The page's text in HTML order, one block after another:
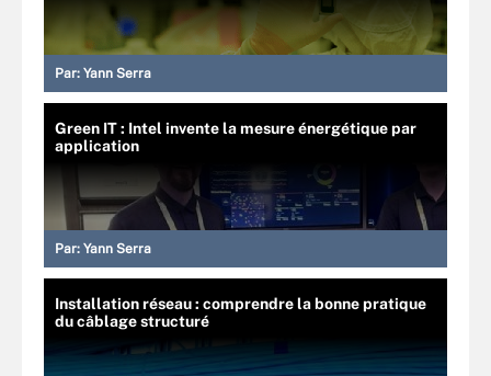
Par: Yann Serra
Green IT : Intel invente la mesure énergétique par
application
Par: Yann Serra
Installation réseau : comprendre la bonne pratique
du câblage structuré